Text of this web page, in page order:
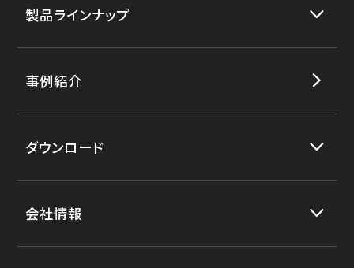
製品ラインナップ
事例紹介
ダウンロード
会社情報